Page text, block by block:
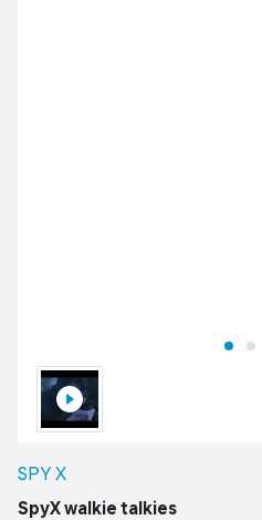
SPY X
SpyX walkie talkies